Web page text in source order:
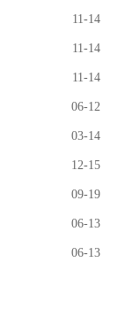
11-14
11-14
11-14
06-12
03-14
12-15
09-19
06-13
06-13